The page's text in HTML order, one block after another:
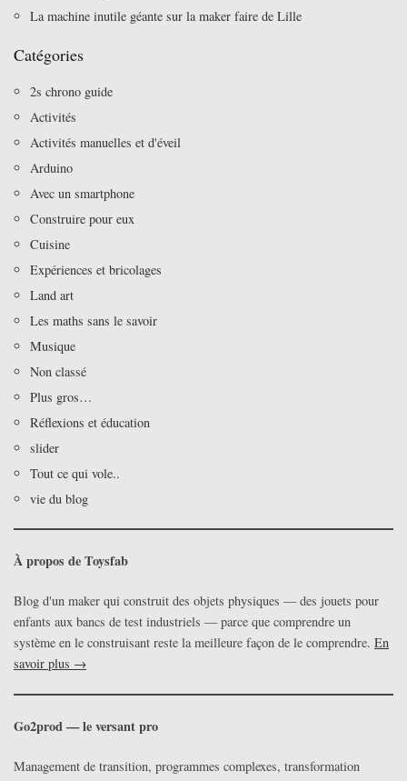
La machine inutile géante sur la maker faire de Lille
Catégories
2s chrono guide
Activités
Activités manuelles et d'éveil
Arduino
Avec un smartphone
Construire pour eux
Cuisine
Expériences et bricolages
Land art
Les maths sans le savoir
Musique
Non classé
Plus gros…
Réflexions et éducation
slider
Tout ce qui vole..
vie du blog
À propos de Toysfab
Blog d'un maker qui construit des objets physiques — des jouets pour
enfants aux bancs de test industriels — parce que comprendre un
système en le construisant reste la meilleure façon de le comprendre. En
savoir plus →
Go2prod — le versant pro
Management de transition, programmes complexes, transformation